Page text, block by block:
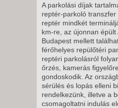
A parkolási díjak
reptér-parkoló transzfer
reptér mindkét
km-re, az újonnan épült
Budapest mellett
férőhelyes repülőtéri
reptéri parkolásról
őrzés, kamerás
gondoskodik. Az
sérülés és lopás elleni
rendelkezünk, illetve a
csomagoltatni indulás